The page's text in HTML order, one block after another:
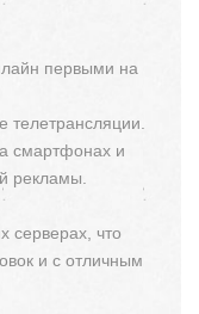
первыми на
смартфонах и
рекламы.
серверах, что
и с отличным